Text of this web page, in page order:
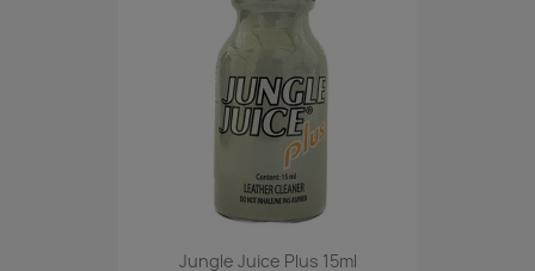
Jungle Juice Plus 15ml